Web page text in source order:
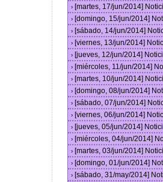
› [martes, 17/jun/2014]
› [domingo, 15/jun/2014]
› [sábado, 14/jun/2014]
› [viernes, 13/jun/2014]
› [jueves, 12/jun/2014]
› [miércoles, 11/jun/2014]
› [martes, 10/jun/2014]
› [domingo, 08/jun/2014]
› [sábado, 07/jun/2014]
› [viernes, 06/jun/2014]
› [jueves, 05/jun/2014]
› [miércoles, 04/jun/2014]
› [martes, 03/jun/2014]
› [domingo, 01/jun/2014]
› [sábado, 31/may/2014]